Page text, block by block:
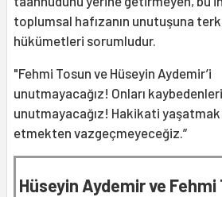
toplumsal hafızanın unutuşuna terk
hükümetleri sorumludur.
"Fehmi Tosun ve Hüseyin Aydemir’i
unutmayacağız! Onları kaybedenleri
unutmayacağız! Hakikati
etmekten vazgeçmeyeceğiz.”
Hüseyin Aydemir ve